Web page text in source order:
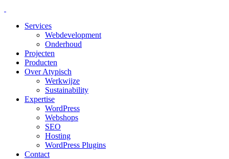
Services
Webdevelopment
Onderhoud
Projecten
Producten
Over Atypisch
Werkwijze
Sustainability
Expertise
WordPress
Webshops
SEO
Hosting
WordPress Plugins
Contact